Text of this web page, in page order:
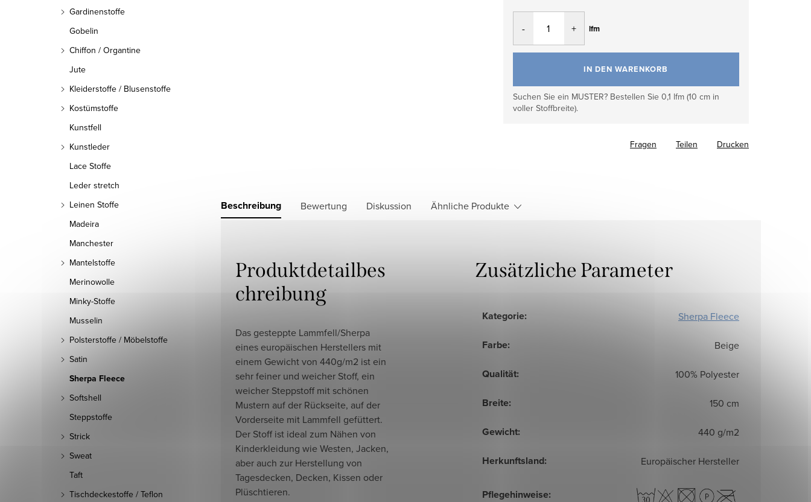
Gardinenstoffe
Gobelin
Chiffon / Organtine
Jute
Kleiderstoffe / Blusenstoffe
Kostümstoffe
Kunstfell
Kunstleder
Lace Stoffe
Leder stretch
Leinen Stoffe
Madeira
Manchester
Mantelstoffe
Merinowolle
Minky-Stoffe
Musselin
Polsterstoffe / Möbelstoffe
Satin
Sherpa Fleece
Softshell
Steppstoffe
Strick
Sweat
Taft
Tischdeckestoffe / Teflon
Verkaufspreis:
lfm
IN DEN WARENKORB
Suchen Sie ein MUSTER? Bestellen Sie 0,1 lfm (10 cm in
voller Stoffbreite).
Drucken
Fragen Teilen
Beschreibung Bewertung Diskussion Ähnliche Produkte
Produktdetailbes
chreibung
Das gesteppte Lammfell/Sherpa
eines europäischen Herstellers mit
einem Gewicht von 440g/m2 ist ein
sehr feiner und weicher Stoff, ein
weicher Steppstoff mit schönen
Mustern auf der Rückseite, auf der
Vorderseite mit Lammfell gefüttert.
Der Stoff ist ideal zum Nähen von
Kinderkleidung wie Westen, Jacken,
aber auch zur Herstellung von
Tagesdecken, Decken, Kissen oder
Plüschtieren.
Zusätzliche Parameter
Kategorie: Sherpa Fleece
Farbe: Beige
Qualität: 100% Polyester
Breite: 150 cm
Gewicht: 440 g/m2
Herkunftsland: Europäischer Hersteller
Pflegehinweise: